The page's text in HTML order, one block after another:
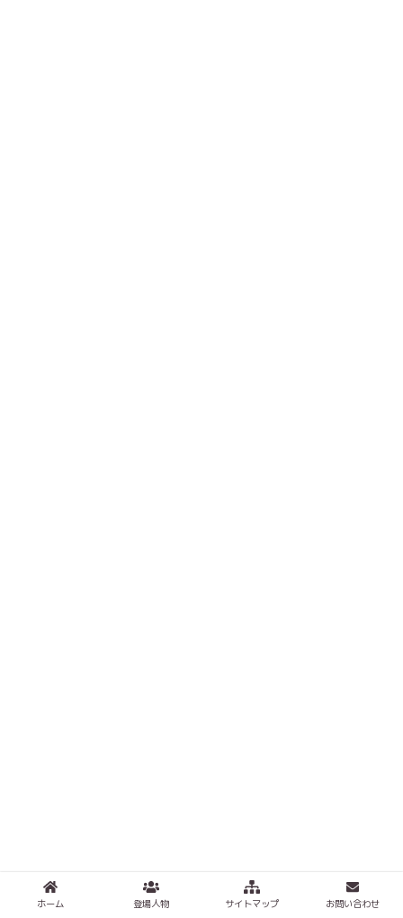
ホーム 登場人物 サイトマップ お問い合わせ